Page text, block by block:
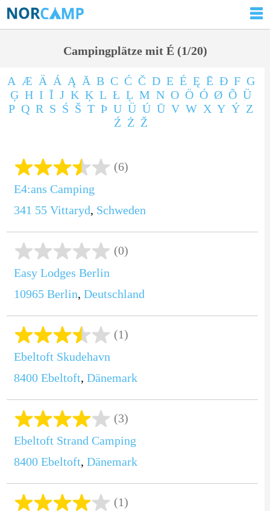
Campingplätze mit É (1/20)
A Æ Ä Á Ą Ā B C Ć Č D E É Ę Ē Ð F G
Ģ H I Ī J K Ķ L Ł Ļ M N O Ö Ó Ø Õ Ü
P Q R S Ś Š T Þ U Ü Ú Ū V W X Y Ý Z
Ź Ż Ž
(6)
E4:ans Camping
341 55 Vittaryd, Schweden
(0)
Easy Lodges Berlin
10965 Berlin, Deutschland
(1)
Ebeltoft Skudehavn
8400 Ebeltoft, Dänemark
(3)
Ebeltoft Strand Camping
8400 Ebeltoft, Dänemark
(1)